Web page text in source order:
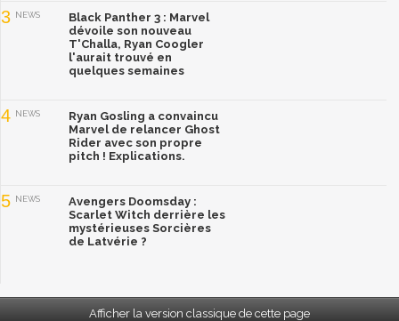
3 NEWS
Black Panther 3 : Marvel
dévoile son nouveau
T'Challa, Ryan Coogler
l'aurait trouvé en
quelques semaines
4 NEWS
Ryan Gosling a convaincu
Marvel de relancer Ghost
Rider avec son propre
pitch ! Explications.
5 NEWS
Avengers Doomsday :
Scarlet Witch derrière les
mystérieuses Sorcières
de Latvérie ?
Afficher la version classique de cette page